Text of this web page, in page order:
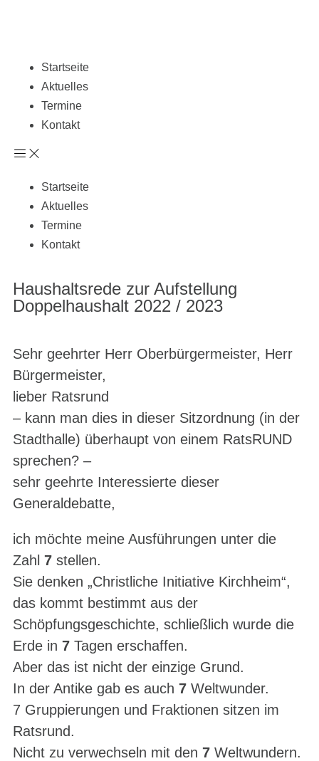
Startseite
Aktuelles
Termine
Kontakt
Startseite
Aktuelles
Termine
Kontakt
Haushaltsrede zur Aufstellung
Doppelhaushalt 2022 / 2023
Sehr geehrter Herr Oberbürgermeister, Herr
Bürgermeister,
lieber Ratsrund
– kann man dies in dieser Sitzordnung (in der
Stadthalle) überhaupt von einem RatsRUND
sprechen? –
sehr geehrte Interessierte dieser
Generaldebatte,
ich möchte meine Ausführungen unter die
Zahl 7 stellen.
Sie denken „Christliche Initiative Kirchheim“,
das kommt bestimmt aus der
Schöpfungsgeschichte, schließlich wurde die
Erde in 7 Tagen erschaffen.
Aber das ist nicht der einzige Grund.
In der Antike gab es auch 7 Weltwunder.
7 Gruppierungen und Fraktionen sitzen im
Ratsrund.
Nicht zu verwechseln mit den 7 Weltwundern.